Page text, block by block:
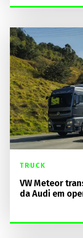
TRUCK
VW Meteor
da Audi em